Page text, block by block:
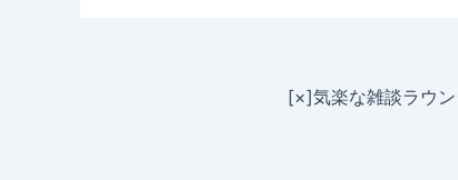
[×]気楽な雑談ラウ